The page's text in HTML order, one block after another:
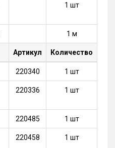
1 шт
1 м
Артикул Количество
220340 1 шт
220336 1 шт
220485 1 шт
220458 1 шт